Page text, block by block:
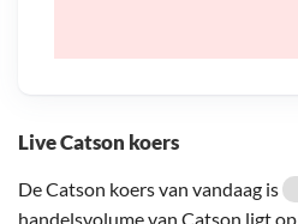
Live Catson koers
De Catson koers van vandaag is
handelsvolume van Catson ligt op